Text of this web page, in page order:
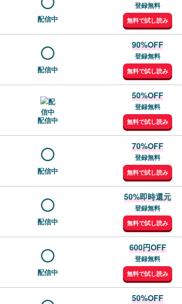
配信中
登録無料
無料で試し読み
配信中
90%OFF
登録無料
無料で試し読み
配信中
50%OFF
登録無料
無料で試し読み
配信中
70%OFF
登録無料
無料で試し読み
配信中
50%即時還元
登録無料
無料で試し読み
配信中
600円OFF
登録無料
無料で試し読み
50%OFF